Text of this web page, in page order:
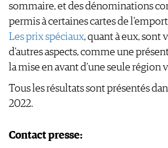
sommaire, et des dénominations
permis à certaines cartes de
Les prix spéciaux, quant à eux, sont
d’autres aspects, comme une
la mise en avant d’une seule région
Tous les résultats sont présentés
2022.
Contact presse: